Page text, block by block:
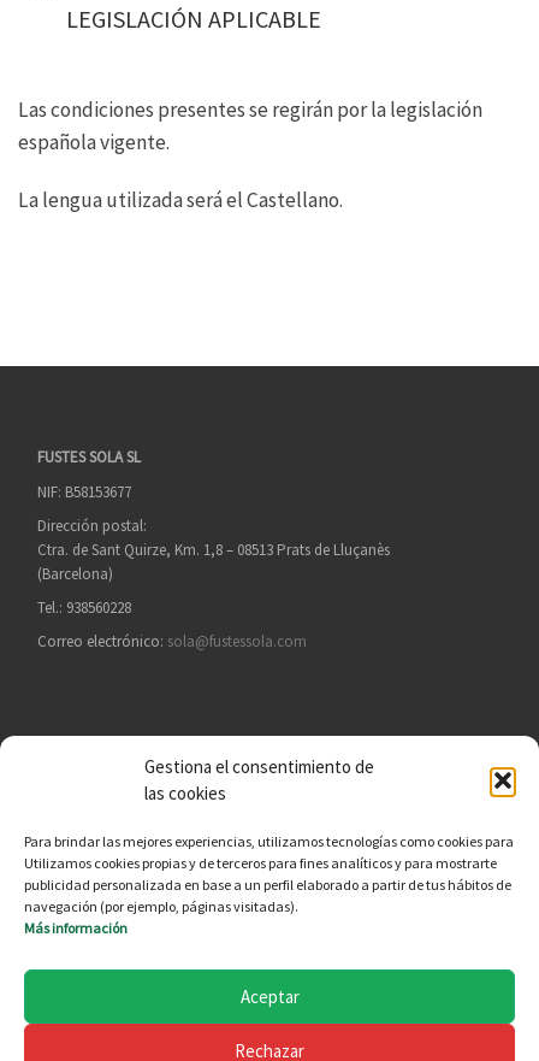
Gestiona el consentimiento de
las cookies
Para brindar las mejores experiencias, utilizamos tecnologías como cookies para
Utilizamos cookies propias y de terceros para fines analíticos y para mostrarte
publicidad personalizada en base a un perfil elaborado a partir de tus hábitos de
navegación (por ejemplo, páginas visitadas).
Más información
Aceptar
Rechazar
LEGISLACIÓN APLICABLE
Las condiciones presentes se regirán por la legislación
española vigente.
La lengua utilizada será el Castellano.
FUSTES SOLA SL
NIF: B58153677
Dirección postal:
Ctra. de Sant Quirze, Km. 1,8 – 08513 Prats de Lluçanès
(Barcelona)
Tel.: 938560228
Correo electrónico: sola@fustessola.com
Política de CdC
Política de Privacidad